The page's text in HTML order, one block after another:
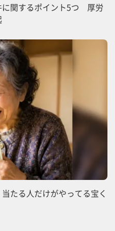
に関するポイント5つ 厚労
たる人だけがやってる宝く